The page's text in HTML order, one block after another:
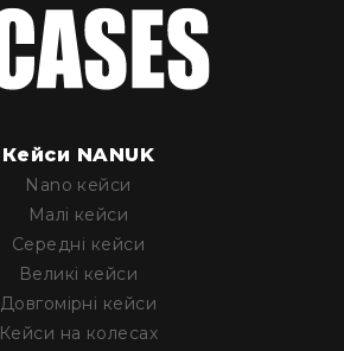
Кейси NANUK
Nano кейси
Малі кейси
Середні кейси
Великі кейси
Довгомірні кейси
Кейси на колесах